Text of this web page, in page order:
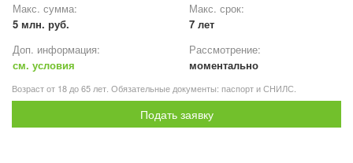
Макс. сумма:
5 млн. руб.
Макс. срок:
7 лет
Доп. информация:
см. условия
Рассмотрение:
моментально
Возраст от 18 до 65 лет. Обязательные документы: паспорт и СНИЛС.
Подать заявку